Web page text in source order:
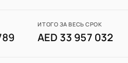
ИТОГО ЗА ВЕСЬ СРОК
AED 33 957 032